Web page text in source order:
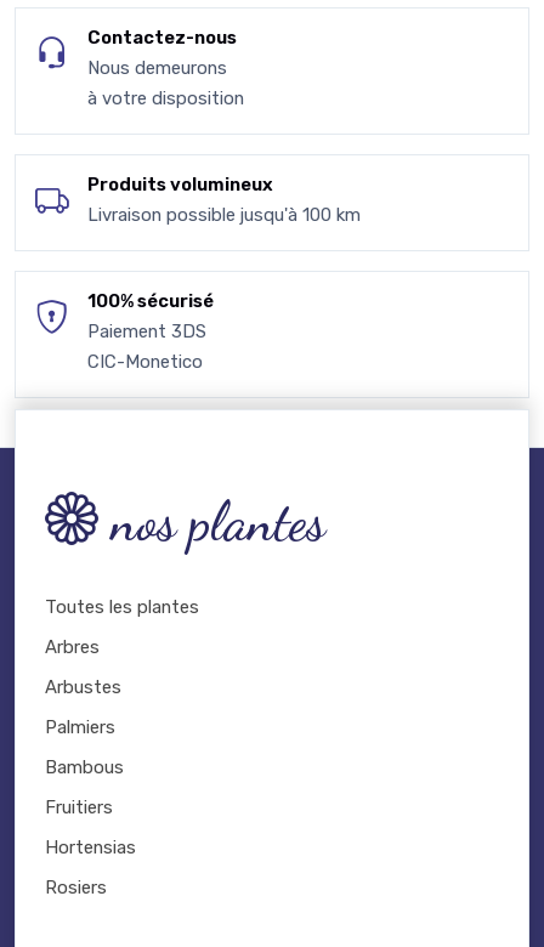
Contactez-nous
Nous demeurons
à votre disposition
Produits volumineux
Livraison possible jusqu'à 100 km
100% sécurisé
Paiement 3DS
CIC-Monetico
nos plantes
Toutes les plantes
Arbres
Arbustes
Palmiers
Bambous
Fruitiers
Hortensias
Rosiers